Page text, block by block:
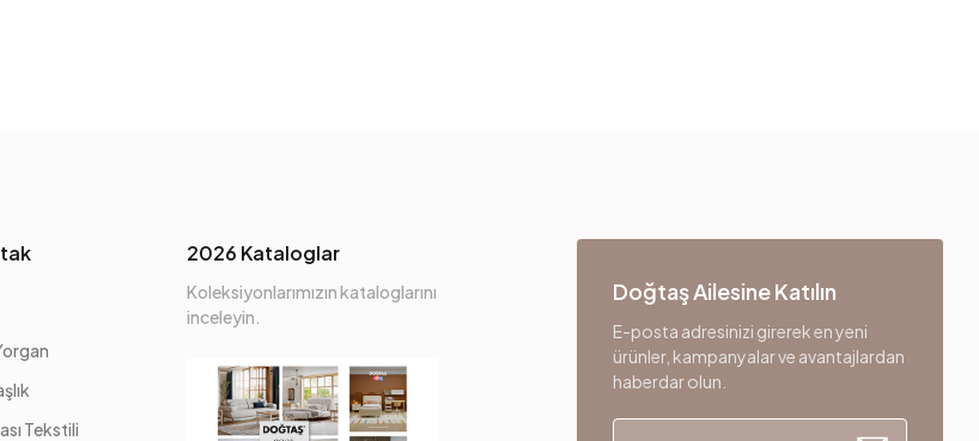
Tekstili
2026 Kataloglar
Koleksiyonlarımızın kataloglarını
inceleyin.
Doğtaş Ailesine Katılın
E-posta adresinizi girerek en yeni
ürünler, kampanyalar ve avantajlardan
haberdar olun.